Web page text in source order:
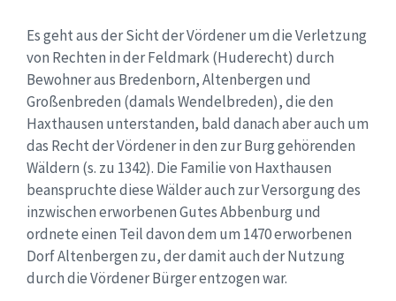
Es geht aus der Sicht der Vördener um die Verletzung
von Rechten in der Feldmark (Huderecht) durch
Bewohner aus Bredenborn, Altenbergen und
Großenbreden (damals Wendelbreden), die den
Haxthausen unterstanden, bald danach aber auch um
das Recht der Vördener in den zur Burg gehörenden
Wäldern (s. zu 1342). Die Familie von Haxthausen
beanspruchte diese Wälder auch zur Versorgung des
inzwischen erworbenen Gutes Abbenburg und
ordnete einen Teil davon dem um 1470 erworbenen
Dorf Altenbergen zu, der damit auch der Nutzung
durch die Vördener Bürger entzogen war.